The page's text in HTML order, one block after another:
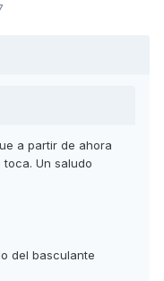
a partir de ahora
Un saludo
del basculante